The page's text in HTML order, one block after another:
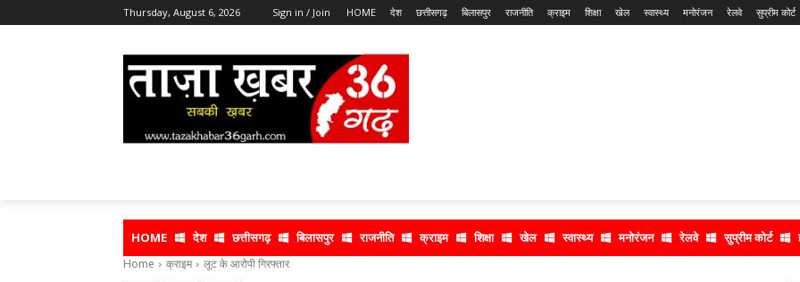
Thursday, August 6, 2026 Sign in / Join HOME देश छत्तीसगढ़ बिलासपुर राजनीति क्राइम शिक्षा खेल स्वास्थ्य मनोरंजन रेलवे सुप्रीम कोर्ट
HOME देश छत्तीसगढ़ बिलासपुर राजनीति क्राइम शिक्षा खेल स्वास्थ्य मनोरंजन रेलवे सुप्रीम कोर्ट
Home क्राइम लूट के आरोपी गिरफ्तार